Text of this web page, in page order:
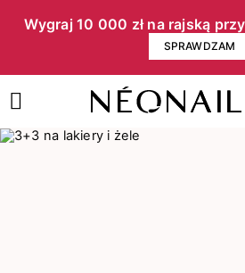
Wygraj 10 000 zł na rajską
SPRAWDZAM